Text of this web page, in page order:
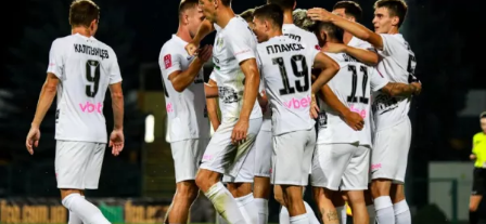
ЧС-2026
ФУТЗАЛ
ІНШІ
БУКМЕКЕРИ